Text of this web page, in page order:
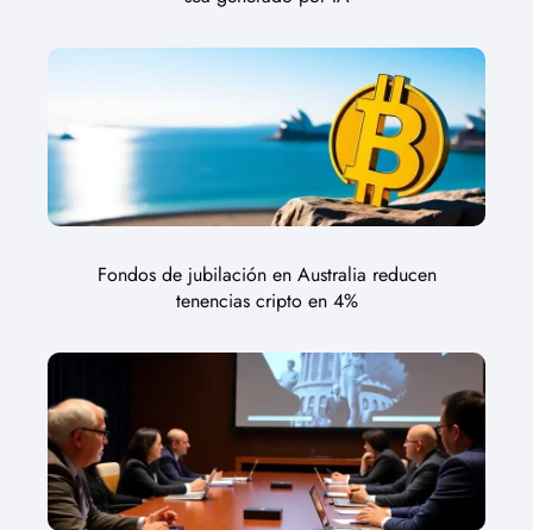
Fondos de jubilación en Australia reducen
tenencias cripto en 4%